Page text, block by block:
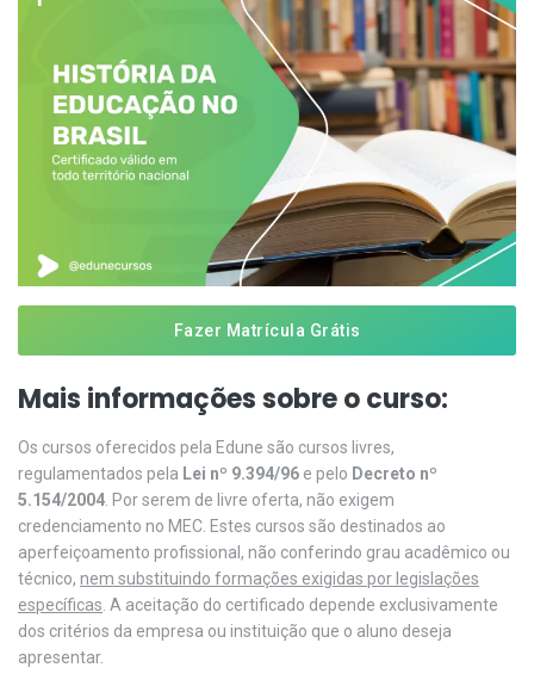
Fazer Matrícula Grátis
Mais informações sobre o curso:
Os cursos oferecidos pela Edune são cursos livres,
regulamentados pela Lei nº 9.394/96 e pelo Decreto nº
5.154/2004 . Por serem de livre oferta, não exigem
credenciamento no MEC. Estes cursos são destinados ao
aperfeiçoamento profissional, não conferindo grau acadêmico ou
técnico, nem substituindo formações exigidas por legislações
específicas . A aceitação do certificado depende exclusivamente
dos critérios da empresa ou instituição que o aluno deseja
apresentar.